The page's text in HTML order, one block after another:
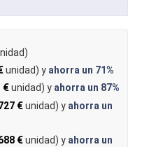
unidad) y ahorra un 71%
€unidad) y ahorra un 87%
€unidad) y ahorra un
€unidad) y ahorra un